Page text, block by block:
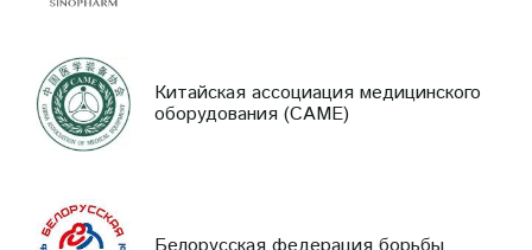
Китайская ассоциация медицинского
оборудования (CAME)